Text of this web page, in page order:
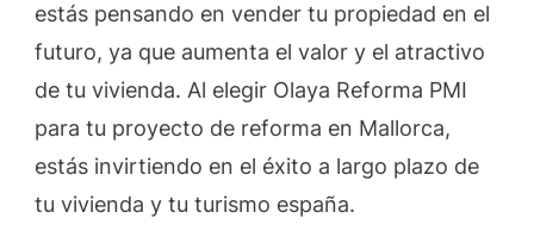
estás pensando en vender tu propiedad en el
futuro, ya que aumenta el valor y el atractivo
de tu vivienda. Al elegir Olaya Reforma PMI
para tu proyecto de reforma en Mallorca,
estás invirtiendo en el éxito a largo plazo de
tu vivienda y tu turismo españa.